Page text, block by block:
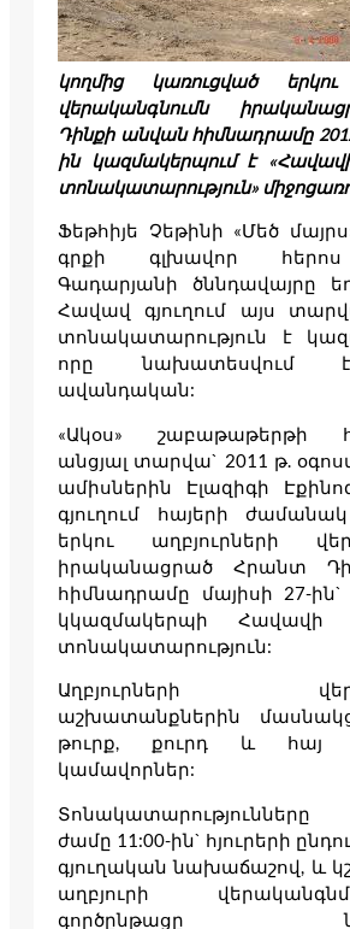
կողմից կառուցված երկու
վերականգնումն
Դինքի անվան հիմնադրամը
ին կազմակերպում է «Հավավի
տոնակատարություն»
Ֆեթհիյե Չեթինի «Մեծ
գրքի գլխավոր հերոս
Գադարյանի ծննդավայրը
Հավավ գյուղում այս
տոնակատարություն է
որը նախատեսվում
ավանդական:
«Ակօս» շաբաթաթերթի
անցյալ տարվա` 2011 թ.
ամիսներին Էլազիգի
գյուղում հայերի
երկու աղբյուրների
իրականացրած Հրանտ
հիմնադրամը մայիսի 27-
կկազմակերպի Հավավի
տոնակատարություն:
Աղբյուրների
աշխատանքներին
թուրք, քուրդ և հայ
կամավորներ:
Տոնակատարությունները
ժամը 11:00-ին` հյուրերի
գյուղական նախաճաշով, և
աղբյուրի
գործընթացը